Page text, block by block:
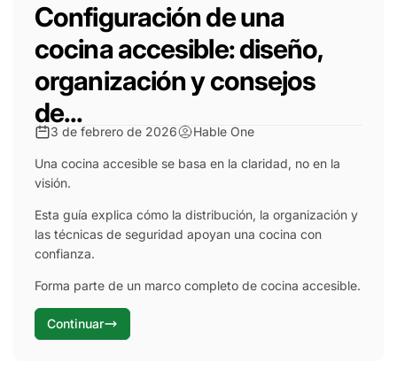
Configuración de una
cocina accesible: diseño,
organización y consejos
de...
3 de febrero de 2026 Hable One
Una cocina accesible se basa en la claridad, no en la
visión.
Esta guía explica cómo la distribución, la organización y
las técnicas de seguridad apoyan una cocina con
confianza.
Forma parte de un marco completo de cocina accesible.
Continuar